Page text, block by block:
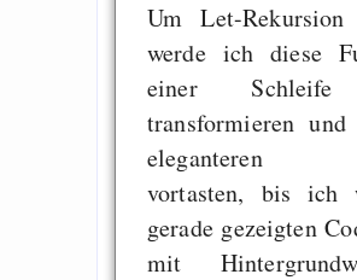
Um Let-Rekursion
werde ich diese
einer
transformieren
eleganteren
vortasten, bis ich
gerade gezeigten
mit